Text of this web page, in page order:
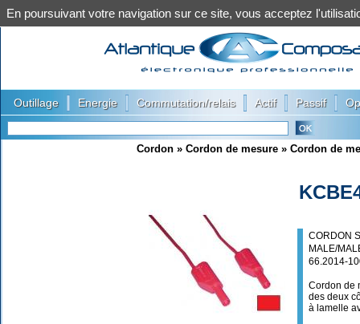
Outillage Energie Commutation/relais Actif Passif
Cordon » Cordon de mesure » Cordon de
CORDON
MALE/
66.2014-
Cordon de
des deux
à lamelle
En poursuivant votre navigation sur ce site, vous acceptez